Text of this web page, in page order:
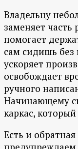
Владельцу
заменяет часть
помогает
сам сидишь без
ускоряет
освобождает
ручного
Начинающему
каркас,
Есть и